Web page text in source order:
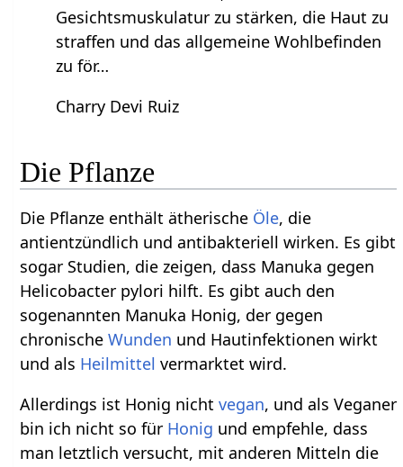
Gesichtsmuskulatur zu stärken, die Haut zu
straffen und das allgemeine Wohlbefinden
zu för…
Charry Devi Ruiz
Die Pflanze
Die Pflanze enthält ätherische Öle, die
antientzündlich und antibakteriell wirken. Es gibt
sogar Studien, die zeigen, dass Manuka gegen
Helicobacter pylori hilft. Es gibt auch den
sogenannten Manuka Honig, der gegen
chronischeWunden und Hautinfektionen wirkt
und als Heilmittel vermarktet wird.
Allerdings ist Honig nichtvegan, und als Veganer
bin ich nicht so für Honig und empfehle, dass
man letztlich versucht, mit anderen Mitteln die